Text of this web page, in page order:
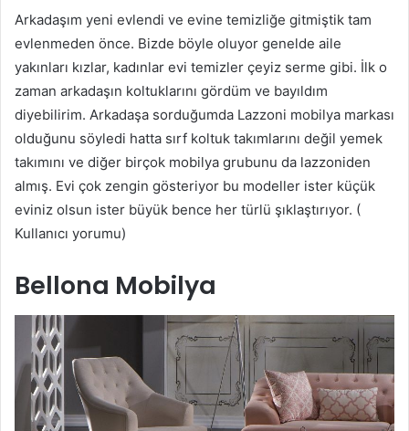
Arkadaşım yeni evlendi ve evine temizliğe gitmiştik tam
evlenmeden önce. Bizde böyle oluyor genelde aile
yakınları kızlar, kadınlar evi temizler çeyiz serme gibi. İlk o
zaman arkadaşın koltuklarını gördüm ve bayıldım
diyebilirim. Arkadaşa sorduğumda Lazzoni mobilya markası
olduğunu söyledi hatta sırf koltuk takımlarını değil yemek
takımını ve diğer birçok mobilya grubunu da lazzoniden
almış. Evi çok zengin gösteriyor bu modeller ister küçük
eviniz olsun ister büyük bence her türlü şıklaştırıyor. (
Kullanıcı yorumu)
Bellona Mobilya